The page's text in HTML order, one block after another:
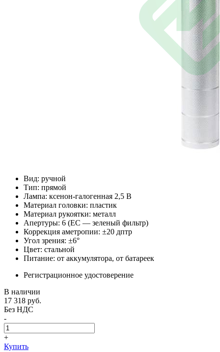
Вид: ручной
Тип: прямой
Лампа: ксенон-галогенная 2,5 В
Материал головки: пластик
Материал рукоятки: металл
Апертуры: 6 (EC — зеленый фильтр)
Коррекция аметропии: ±20 дптр
Угол зрения: ±6°
Цвет: стальной
Питание: от аккумулятора, от батареек
Регистрационное удостоверение
В наличии
17 318 руб.
Без НДС
-
+
Купить